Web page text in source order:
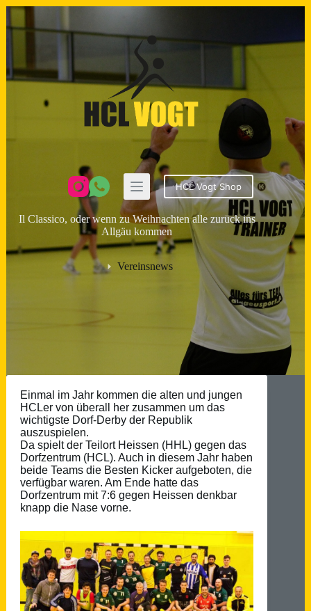
Zum
Inhalt
HCL Vogt Shop
Il Classico, oder wenn zu Weihnachten alle zurück ins
Allgäu kommen
Vereinsnews
Einmal im Jahr kommen die alten und jungen
HCLer von überall her zusammen um das
wichtigste Dorf-Derby der Republik
auszuspielen.
Da spielt der Teilort Heissen (HHL) gegen das
Dorfzentrum (HCL). Auch in diesem Jahr haben
beide Teams die Besten Kicker aufgeboten, die
verfügbar waren. Am Ende hatte das
Dorfzentrum mit 7:6 gegen Heissen denkbar
knapp die Nase vorne.